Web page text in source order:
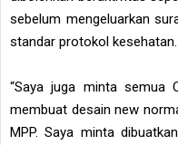
sebelum mengeluarkan
standar protokol kesehatan.
“Saya juga minta semua
membuat desain new
MPP. Saya minta